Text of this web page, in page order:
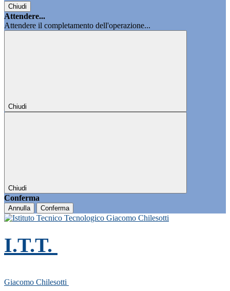
Chiudi
Attendere...
Attendere il completamento dell'operazione...
Chiudi
Chiudi
Conferma
Annulla Conferma
I.T.T.
Giacomo Chilesotti